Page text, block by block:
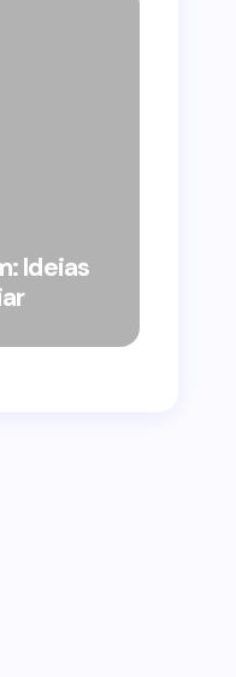
Ideias